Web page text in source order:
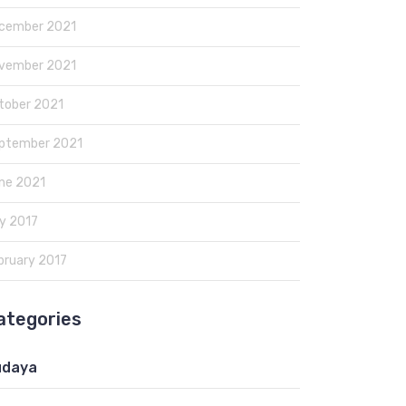
2021
2021
2021
2021
2021
2017
2017